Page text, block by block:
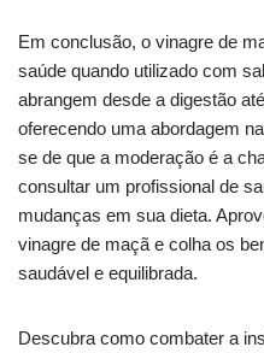
Em conclusão, o vinagre de
saúde quando utilizado com
abrangem desde a digestão
oferecendo uma abordagem
se de que a moderação é a
consultar um profissional de
mudanças em sua dieta.
vinagre de maçã e colha os
saudável e equilibrada.
Descubra como combater a